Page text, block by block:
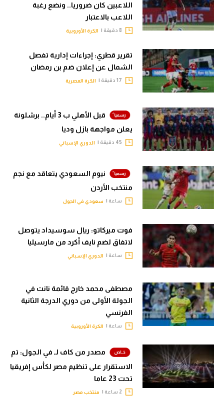
اللاعبين كان ضروريا.. ونضع رغبة
اللاعب بالاعتبار
الكرة الأوروبية
تقرير قطري: إجراءات إدارية تفصل
الشمال عن إعلان ضم بن رمضان
الكرة المصرية
قبل الأهلي ب 3 أيام.. برشلونة
يعلن مواجهة بازل وديا
الدوري الإسباني
نيوم السعودي يتعاقد مع نجم
منتخب الأردن
ساعة | سعودي في الجول
فوت ميركاتو: ريال سوسيداد يتوصل
لاتفاق لضم نايف أكرد من مارسيليا
ساعة | الدوري الإسباني
مصطفى محمد خارج قائمة نانت في
الجولة الأولى من دوري الدرجة الثانية
الفرنسي
ساعة | الكرة الأوروبية
مصدر من كاف لـ في الجول: تم
الاستقرار على تنظيم مصر لكأس إفريقيا
تحت 23 عاما
منتخب مصر